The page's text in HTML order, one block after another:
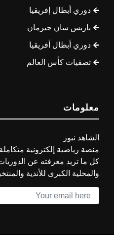
دوري أبطال إفريقيا
باريس سان جيرمان
دوري أبطال أفريقيا
تصفيات كأس العالم
معلومات
الشاهد نيوز
منصة رياضية إلكترونية متكاملة
كل ما تريد معرفته عن الدوريات
والمحلية الكبرى للأندية